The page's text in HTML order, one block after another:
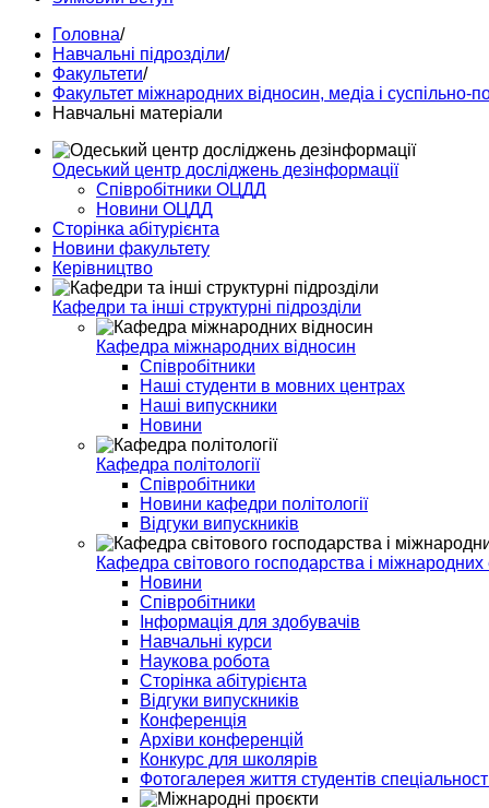
Головна/
Навчальні підрозділи/
Факультети/
Факультет міжнародних відносин, медіа і суспільно-
Навчальні матеріали
Одеський центр досліджень дезінформації
Співробітники ОЦДД
Новини ОЦДД
Сторінка абітурієнта
Новини факультету
Керівництво
Кафедри та інші структурні підрозділи
Кафедра міжнародних відносин
Співробітники
Наші студенти в мовних центрах
Наші випускники
Новини
Кафедра політології
Співробітники
Новини кафедри політології
Відгуки випускників
Кафедра світового господарства і
Новини
Співробітники
Інформація для здобувачів
Навчальні курси
Наукова робота
Сторінка абітурієнта
Відгуки випускників
Конференція
Архіви конференцій
Конкурс для школярів
Фотогалерея життя студентів